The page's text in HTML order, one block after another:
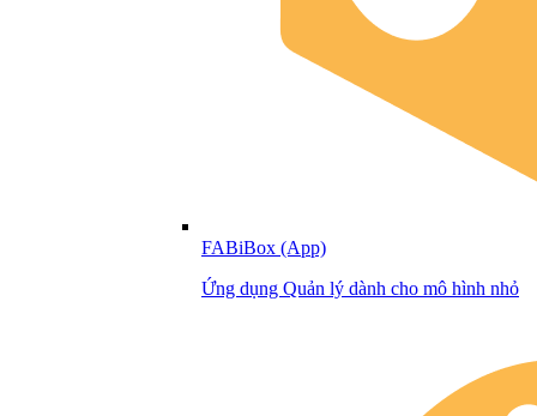
FABiBox (App)
Ứng dụng Quản lý dành cho mô hình nhỏ